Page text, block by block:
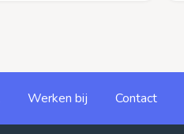
Werken bij Contact